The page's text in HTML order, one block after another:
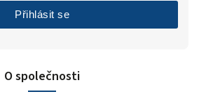
O společnosti
Přihlásit se